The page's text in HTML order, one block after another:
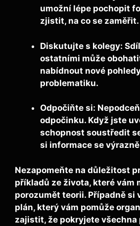
umožní lépe pochopit
zjistit, na co se zaměřit.
Diskutujte s kolegy:
ostatními může
nabídnout nové
problematiku.
Odpočiňte si:
odpočinku. Když jste
schopnost soustředit
si informace se
Nezapomeňte na důležitost
příkladů ze života, které vám
porozumět teorii. Případně si
plán, který vám pomůže
zajistit, že pokryjete všechna